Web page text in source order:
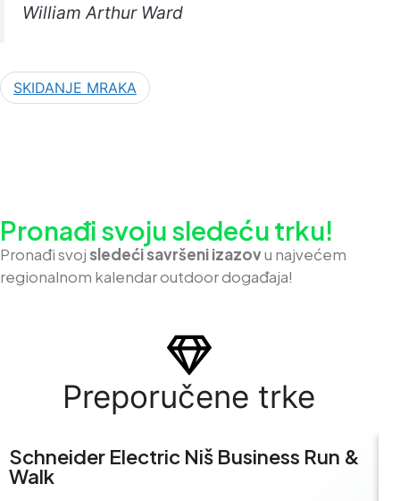
William Arthur Ward
SKIDANJE MRAKA
Pronađi svoju sledeću trku!
Pronađi svojsledeći savršeni izazovu najvećem
regionalnom kalendar outdoor događaja!
Preporučene trke
Schneider Electric Niš Business Run &
Walk